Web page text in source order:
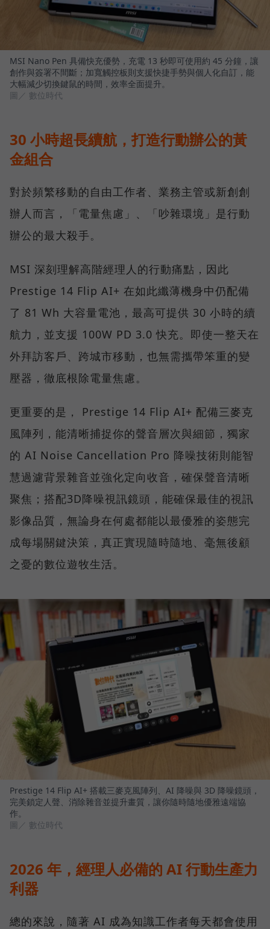
MSI Nano Pen 具備快充優勢，充電 13 秒即可使用約 45 分鐘，讓
創作與簽署不間斷；加寬觸控板則支援快捷手勢與個人化自訂，能
大幅減少切換鍵鼠的時間，效率全面提升。
圖／ 數位時代
30 小時超長續航，打造行動辦公的黃
金組合
對於頻繁移動的自由工作者、業務主管或新創創
辦人而言，「電量焦慮」、「吵雜環境」是行動
辦公的最大殺手。
MSI 深刻理解高階經理人的行動痛點，因此
Prestige 14 Flip AI+ 在如此纖薄機身中仍配備
了 81 Wh 大容量電池，最高可提供 30 小時的續
航力，並支援 100W PD 3.0 快充。即使一整天在
外拜訪客戶、跨城市移動，也無需攜帶笨重的變
壓器，徹底根除電量焦慮。
更重要的是， Prestige 14 Flip AI+ 配備三麥克
風陣列，能清晰捕捉你的聲音層次與細節，獨家
的 AI Noise Cancellation Pro 降噪技術則能智
慧過濾背景雜音並強化定向收音，確保聲音清晰
聚焦；搭配3D降噪視訊鏡頭，能確保最佳的視訊
影像品質，無論身在何處都能以最優雅的姿態完
成每場關鍵決策，真正實現隨時隨地、毫無後顧
之憂的數位遊牧生活。
Prestige 14 Flip AI+ 搭載三麥克風陣列、AI 降噪與 3D 降噪鏡頭，
完美鎖定人聲、消除雜音並提升畫質，讓你隨時隨地優雅遠端協
作。
圖／ 數位時代
2026 年，經理人必備的 AI 行動生產力
利器
總的來說，隨著 AI 成為知識工作者每天都會使用